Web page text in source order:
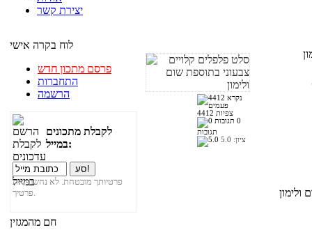
יצירת קשר
לוח בקרה אישי
פרסם מתכון חדש
התחברות
הרשמה
לקבלת מתכונים
במייל:
פרטיותך מובטחת. לא נחשוף את
פרטיך.
חם מהמגזין
4412 צפיות
0
תגובות
ציון: 5.0